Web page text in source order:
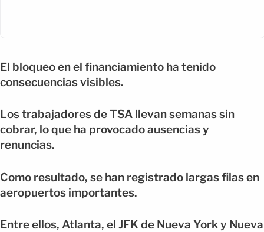
El bloqueo en el financiamiento ha tenido
consecuencias visibles.
Los trabajadores de TSA llevan semanas sin
cobrar, lo que ha provocado ausencias y
renuncias.
Como resultado, se han registrado largas filas en
aeropuertos importantes.
Entre ellos, Atlanta, el JFK de Nueva York y Nueva